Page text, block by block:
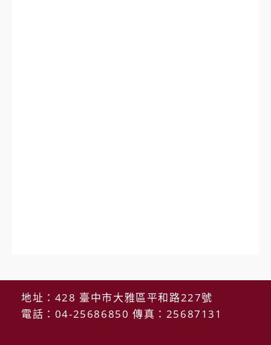
地址：428 臺中市大雅區平和路227號
電話：04-25686850 傳真：25687131